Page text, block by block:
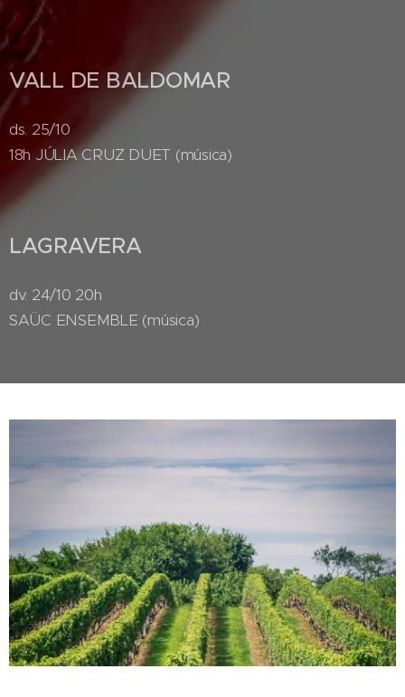
VALL DE BALDOMAR
ds. 25/10
18h JÚLIA CRUZ DUET (música)
LAGRAVERA
dv. 24/10 20h
SAÜC ENSEMBLE (música)